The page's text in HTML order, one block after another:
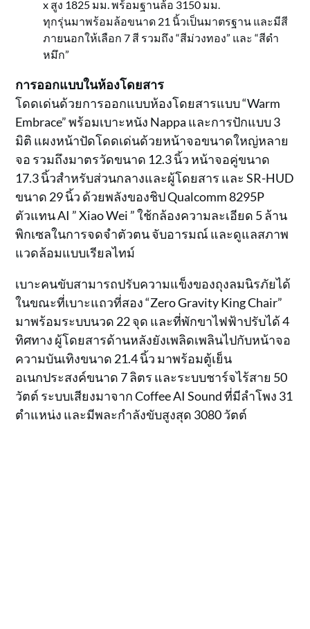
x สูง 1825 มม. พร้อมฐานล้อ 3150 มม.
ทุกรุ่นมาพร้อมล้อขนาด 21 นิ้วเป็นมาตรฐาน และมีสี
ภายนอกให้เลือก 7 สี รวมถึง “สีม่วงทอง” และ “สีดำ
หมึก”
การออกแบบในห้องโดยสาร
โดดเด่นด้วยการออกแบบห้องโดยสารแบบ “Warm
Embrace” พร้อมเบาะหนัง Nappa และการปักแบบ 3
มิติ แผงหน้าปัดโดดเด่นด้วยหน้าจอขนาดใหญ่หลาย
จอ รวมถึงมาตรวัดขนาด 12.3 นิ้ว หน้าจอคู่ขนาด
17.3 นิ้วสำหรับส่วนกลางและผู้โดยสาร และ SR-HUD
ขนาด 29 นิ้ว ด้วยพลังของชิป Qualcomm 8295P
ตัวแทน AI ” Xiao Wei ” ใช้กล้องความละเอียด 5 ล้าน
พิกเซลในการจดจำตัวตน จับอารมณ์ และดูแลสภาพ
แวดล้อมแบบเรียลไทม์
เบาะคนขับสามารถปรับความแข็งของถุงลมนิรภัยได้
ในขณะที่เบาะแถวที่สอง “Zero Gravity King Chair”
มาพร้อมระบบนวด 22 จุด และที่พักขาไฟฟ้าปรับได้ 4
ทิศทาง ผู้โดยสารด้านหลังยังเพลิดเพลินไปกับหน้าจอ
ความบันเทิงขนาด 21.4 นิ้ว มาพร้อมตู้เย็น
อเนกประสงค์ขนาด 7 ลิตร และระบบชาร์จไร้สาย 50
วัตต์ ระบบเสียงมาจาก Coffee AI Sound ที่มีลำโพง 31
ตำแหน่ง และมีพละกำลังขับสูงสุด 3080 วัตต์